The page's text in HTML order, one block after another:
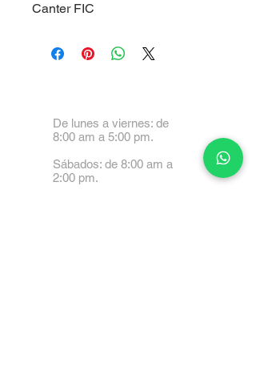
Canter FIC
De lunes a viernes: de
8:00 am a 5:00 pm.
Sábados: de 8:00 am a
2:00 pm.